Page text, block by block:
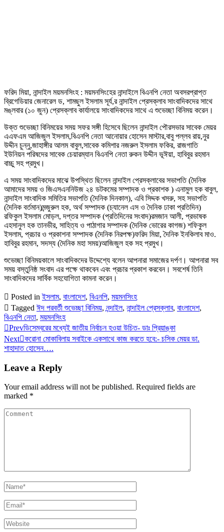
ফরিদ মিয়া, নান্দাইল ময়মনসিংহ : ময়মনসিংহের নান্দাইলে বিএনপি নেতা অবসরপ্রাপ্ত
ব্রিগেডিয়ার জেনারেল ড, শামছুল ইসলাম সূর্য,র নান্দাইল প্রেসক্লাব সাংবাদিকদের সাথে
মঙ্লবার (১০ জুন) প্রেসক্লাব কার্যালয়ে সাংবাদিকদের সাথে এ শুভেচ্ছা বিনিময় করেন।
উক্ত শুভেচ্ছা বিনিময়ের সময় সফর সঙ্গী হিসেবে ছিলেন নান্দাইল পৌরসভার সাবেক মেয়র
এএফএম আজিজুল ইসলাম,বিএনপি নেতা আনোয়ার হোসেন মাস্টার,বাবু পল্লব রায়,নুর
উদ্দীন চুন্নু,জাহাঙ্গীর আলম বাবুল,সাবেক কমিশার নজরুল ইসলাম ফকির, রাজগাতি
ইউনিয়ন পরিষদের সাবেক চেয়ারম্যান বিএনপি নেতা রুকন উদ্দীন ভূঈয়া, হাবিবুর রহমান
বাচ্চু সহ প্রমুখ।
এ সময় সাংবাদিকদের মাঝে উপস্থিত ছিলেন নান্দাইল প্রেসক্লাবের সভাপতি (দৈনিক
আমাদের সময় ও জিএসএননিউজ ২৪ ডটকমের সম্পাদক ও প্রকাশক ) এনামুল হক বাবুল,
নান্দাইল সাংবাদিক সমিতির সভাপতি (দৈনিক দিনকাল), এবি সিদ্দক খসরু, সহ সভাপতি
(দৈনিক বর্তমান)মন্জুরুল হক, অর্থ সম্পাদক (চ্যানেল এস ও দৈনিক ঢাকা প্রতিদিন)
রফিকুল ইসলাম মোড়ল, দপ্তর সম্পাদক (প্রতিদিনের সংবাদ)রমজান আলী, প্রভাষক
এহসানুল হক তানভীর, সাহিত্য ও পাঠাগার সম্পাদক (দৈনিক ভোরের কাগজ) শফিকুল
ইসলাম, প্রচার ও প্রকাশনা সম্পাদক (দৈনিক নিরপক্ষ)ফরিদ মিয়া, দৈনিক ইনকিলাব মাও.
হাবিবুর রহমান, সদস্য (দৈনিক মহা সময়)আজিজুল হক সহ প্রমুখ।
শুভেচ্ছা বিনিময়কালে সাংবাদিকদের উদ্দেশ্যে বলেন আপনারা সমাজের দর্পণ। আপনারা সব
সময় বস্তুনিষ্ঠ সংবাদ এর পক্ষে থাকবেন এবং প্রচার প্রকাশ করবেন। সবশের্ষ তিনি
সাংবাদিকদের সার্বিক সহযোগিতা কামনা করেন।
Posted inইসলাম, বাংলাদেশ, বিএনপি, ময়মনসিংহ
Tagged ঈদ পরবর্তী শুভেচ্ছা বিনিময়, নন্দাইল, নান্দাইল প্রেসক্লাব, বাংলাদেশ,
বিএনপি নেতা, ময়মনসিংহ
Prevডিসেম্বরের মধ্যেই জাতীয় নির্বাচন হওয়া উচিত- ডাঃ প্রিয়াঙ্কা
Next করোনা মোকাবিলায় সবাইকে একসাথে কাজ করতে হবে:- চসিক মেয়র ডা.
শাহাদাত হোসেন….
Leave a Reply
Your email address will not be published. Required fields are
marked *